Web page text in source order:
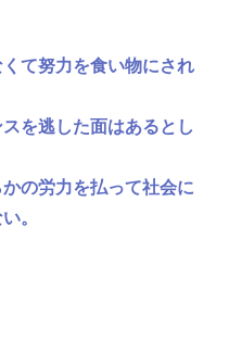
て努力を食い物にされ
を逃した面はあるとし
の労力を払って社会に
。